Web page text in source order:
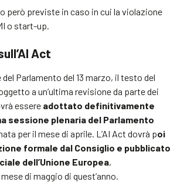
però previste in caso in cui la violazione
o start-up.
’AI Act
Parlamento del 13 marzo, il testo del
a un’ultima revisione da parte dei
essere adottato definitivamente
sessione plenaria del Parlamento
per il mese di aprile. L’AI Act dovrà poi
formale dal Consiglio e pubblicato
dell’Unione Europea,
di maggio di quest’anno.